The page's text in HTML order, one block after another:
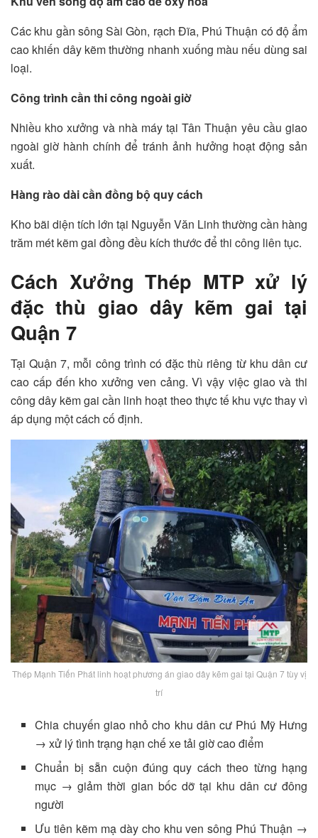
Các khu gần sông Sài Gòn, rạch Đĩa, Phú Thuận có độ ẩm
cao khiến dây kẽm thường nhanh xuống màu nếu dùng sai
loại.
Công trình cần thi công ngoài giờ
Nhiều kho xưởng và nhà máy tại Tân Thuận yêu cầu giao
ngoài giờ hành chính để tránh ảnh hưởng hoạt động sản
xuất.
Hàng rào dài cần đồng bộ quy cách
Kho bãi diện tích lớn tại Nguyễn Văn Linh thường cần hàng
trăm mét kẽm gai đồng đều kích thước để thi công liên tục.
Cách Xưởng Thép MTP xử lý
đặc thù giao dây kẽm gai tại
Quận 7
Tại Quận 7, mỗi công trình có đặc thù riêng từ khu dân cư
cao cấp đến kho xưởng ven cảng. Vì vậy việc giao và thi
công dây kẽm gai cần linh hoạt theo thực tế khu vực thay vì
áp dụng một cách cố định.
Thép Mạnh Tiến Phát linh hoạt phương án giao dây kẽm gai tại Quận 7 tùy vị
trí
Chia chuyến giao nhỏ cho khu dân cư Phú Mỹ Hưng
→ xử lý tình trạng hạn chế xe tải giờ cao điểm
Chuẩn bị sẵn cuộn đúng quy cách theo từng hạng
mục → giảm thời gian bốc dỡ tại khu dân cư đông
người
Ưu tiên kẽm mạ dày cho khu ven sông Phú Thuận →